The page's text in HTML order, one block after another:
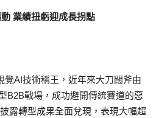
業績扭虧迎成長拐點
覺AI技術稱王，近年來大刀闊斧由
B2B戰場，成功避開傳統賽道的惡
露轉型成果全面兌現，表現大幅超